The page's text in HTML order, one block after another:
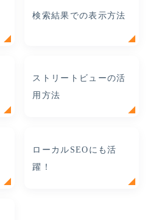
検索結果での表示方法
ストリートビューの活
用方法
ローカルSEOにも活
躍！